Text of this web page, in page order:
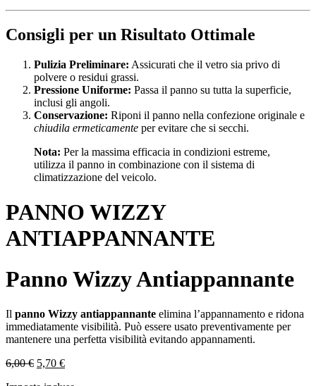
Consigli per un Risultato Ottimale
Pulizia Preliminare: Assicurati che il vetro sia privo di
polvere o residui grassi.
Pressione Uniforme: Passa il panno su tutta la superficie,
inclusi gli angoli.
Conservazione: Riponi il panno nella confezione originale e
chiudila ermeticamente per evitare che si secchi.
Nota: Per la massima efficacia in condizioni estreme,
utilizza il panno in combinazione con il sistema di
climatizzazione del veicolo.
PANNO WIZZY
ANTIAPPANNANTE
Panno Wizzy Antiappannante
Il panno Wizzy antiappannante elimina l’appannamento e ridona
immediatamente visibilità. Può essere usato preventivamente per
mantenere una perfetta visibilità evitando appannamenti.
6,00€ 5,70 €